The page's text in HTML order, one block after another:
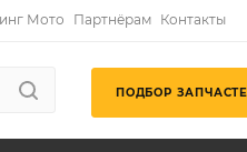
Мото Партнёрам Контакты
ПОДБОР